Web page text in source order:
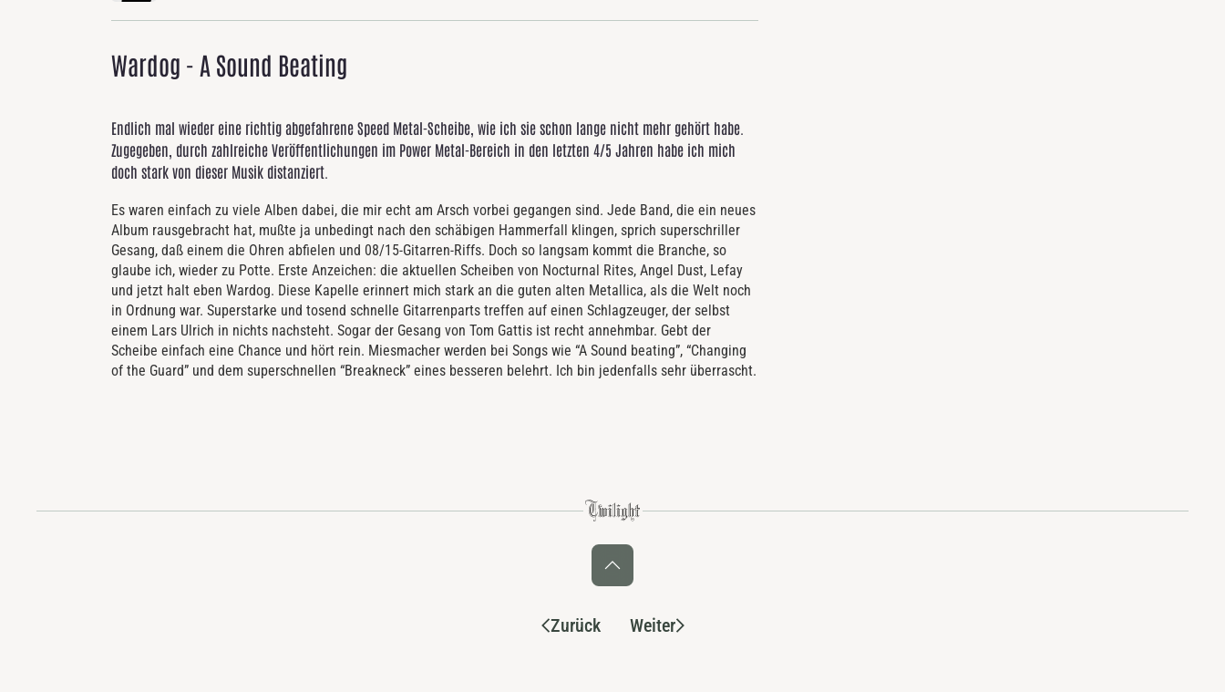
Wardog - A Sound Beating
Endlich mal wieder eine richtig abgefahrene Speed Metal-Scheibe, wie ich sie schon lange nicht mehr gehört habe.
Zugegeben, durch zahlreiche Veröffentlichungen im Power Metal-Bereich in den letzten 4/5 Jahren habe ich mich
doch stark von dieser Musik distanziert.
Es waren einfach zu viele Alben dabei, die mir echt am Arsch vorbei gegangen sind. Jede Band, die ein neues
Album rausgebracht hat, mußte ja unbedingt nach den schäbigen Hammerfall klingen, sprich superschriller
Gesang, daß einem die Ohren abfielen und 08/15-Gitarren-Riffs. Doch so langsam kommt die Branche, so
glaube ich, wieder zu Potte. Erste Anzeichen: die aktuellen Scheiben von Nocturnal Rites, Angel Dust, Lefay
und jetzt halt eben Wardog. Diese Kapelle erinnert mich stark an die guten alten Metallica, als die Welt noch
in Ordnung war. Superstarke und tosend schnelle Gitarrenparts treffen auf einen Schlagzeuger, der selbst
einem Lars Ulrich in nichts nachsteht. Sogar der Gesang von Tom Gattis ist recht annehmbar. Gebt der
Scheibe einfach eine Chance und hört rein. Miesmacher werden bei Songs wie “A Sound beating”, “Changing
of the Guard” und dem superschnellen “Breakneck” eines besseren belehrt. Ich bin jedenfalls sehr überrascht.
Zurück Weiter